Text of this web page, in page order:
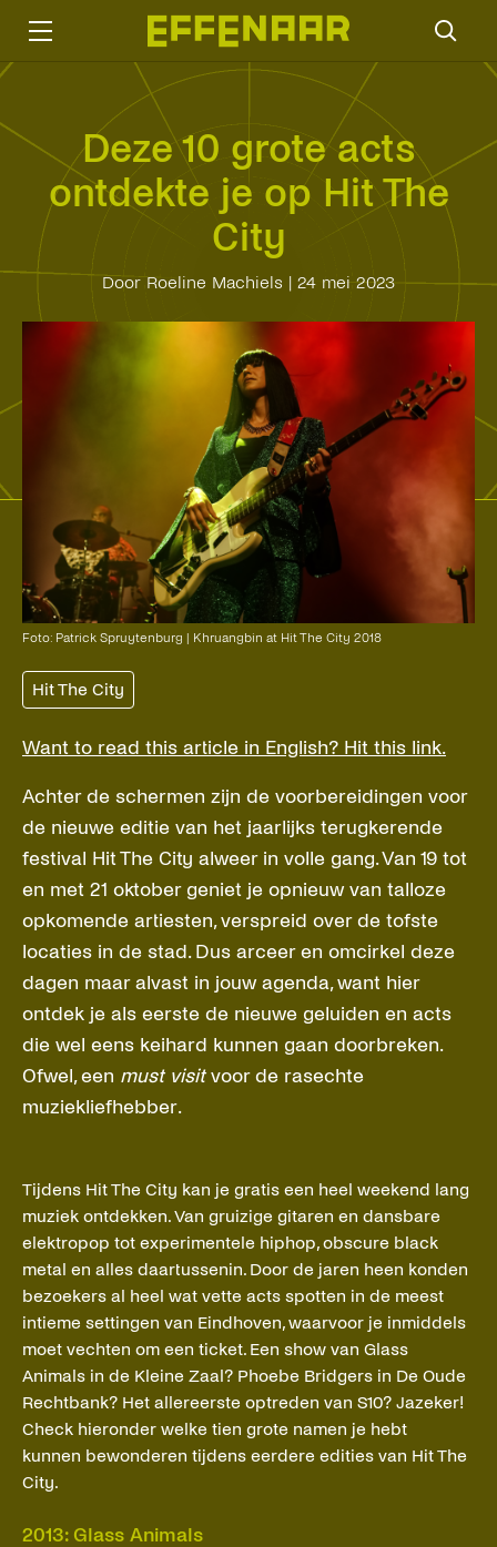
Deze 10 grote acts
ontdekte je op Hit The
City
Door Roeline Machiels | 24 mei 2023
Foto: Patrick Spruytenburg | Khruangbin at Hit The City 2018
Hit The City
Want to read this article in English? Hit this link.
Achter de schermen zijn de voorbereidingen voor
de nieuwe editie van het jaarlijks terugkerende
festival Hit The City alweer in volle gang. Van 19 tot
en met 21 oktober geniet je opnieuw van talloze
opkomende artiesten, verspreid over de tofste
locaties in de stad. Dus arceer en omcirkel deze
dagen maar alvast in jouw agenda, want hier
ontdek je als eerste de nieuwe geluiden en acts
die wel eens keihard kunnen gaan doorbreken.
Ofwel, een must visitvoor de rasechte
muziekliefhebber.
Tijdens Hit The City kan je gratis een heel weekend lang
muziek ontdekken. Van gruizige gitaren en dansbare
elektropop tot experimentele hiphop, obscure black
metal en alles daartussenin. Door de jaren heen konden
bezoekers al heel wat vette acts spotten in de meest
intieme settingen van Eindhoven, waarvoor je inmiddels
moet vechten om een ticket. Een show van Glass
Animals in de Kleine Zaal? Phoebe Bridgers in De Oude
Rechtbank? Het allereerste optreden van S10? Jazeker!
Check hieronder welke tien grote namen je hebt
kunnen bewonderen tijdens eerdere edities van Hit The
City.
2013: Glass Animals